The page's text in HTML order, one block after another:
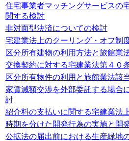
住宅事業者マッチングサービスの
関する検討
非対面型決済についての検討
宅建業法上のクーリング・オフ制
区分所有建物の利用方法と旅館業
交換契約に対する宅建業法第４０
区分所有物件の利用と旅館業法該
家賃減額交渉を外部委託する場合
討
紹介料の支払いに関する宅建業法
時期を分けた開発行為の実施と開
公拡法の届出前における生産緑地